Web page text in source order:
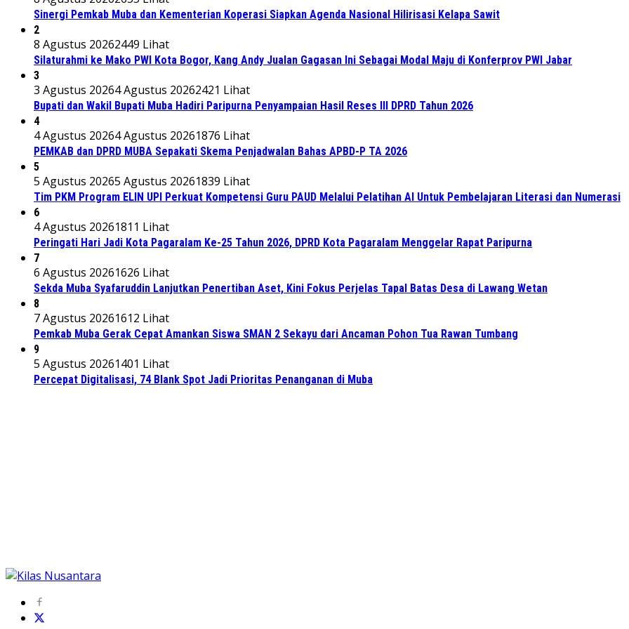
Sinergi Pemkab Muba dan Kementerian Koperasi Siapkan Agenda Nasional Hilirisasi Kelapa Sawit
2
8 Agustus 20262449 Lihat
Silaturahmi ke Mako PWI Kota Bogor, Kang Andy Jualan Gagasan Ini Sebagai Modal Maju di Konferprov PWI Jabar
3
3 Agustus 20264 Agustus 20262421 Lihat
Bupati dan Wakil Bupati Muba Hadiri Paripurna Penyampaian Hasil Reses III DPRD Tahun 2026
4
4 Agustus 20264 Agustus 20261876 Lihat
PEMKAB dan DPRD MUBA Sepakati Skema Penjadwalan Bahas APBD-P TA 2026
5
5 Agustus 20265 Agustus 20261839 Lihat
Tim PKM Program ELIN UPI Perkuat Kompetensi Guru PAUD Melalui Pelatihan AI Untuk Pembelajaran Literasi dan Numerasi
6
4 Agustus 20261811 Lihat
Peringati Hari Jadi Kota Pagaralam Ke-25 Tahun 2026, DPRD Kota Pagaralam Menggelar Rapat Paripurna
7
6 Agustus 20261626 Lihat
Sekda Muba Syafaruddin Lanjutkan Penertiban Aset, Kini Fokus Perjelas Tapal Batas Desa di Lawang Wetan
8
7 Agustus 20261612 Lihat
Pemkab Muba Gerak Cepat Amankan Siswa SMAN 2 Sekayu dari Ancaman Pohon Tua Rawan Tumbang
9
5 Agustus 20261401 Lihat
Percepat Digitalisasi, 74 Blank Spot Jadi Prioritas Penanganan di Muba